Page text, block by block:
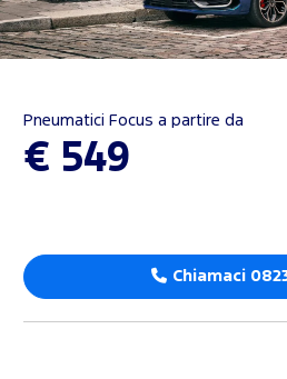
Pneumatici Focus a partire da
€ 549
Chiamaci